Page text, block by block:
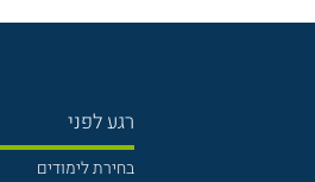
רגע לפני
בחירת לימודים